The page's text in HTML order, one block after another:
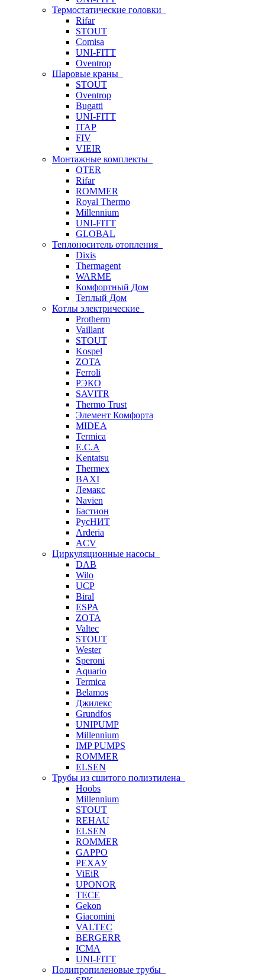
Термостатические головки
Rifar
STOUT
Comisa
UNI-FITT
Oventrop
Шаровые краны
STOUT
Oventrop
Bugatti
UNI-FITT
ITAP
FIV
VIEIR
Монтажные комплекты
OTER
Rifar
ROMMER
Royal Thermo
Millennium
UNI-FITT
GLOBAL
Теплоноситель отопления
Dixis
Thermagent
WARME
Комфортный Дом
Теплый Дом
Котлы электрические
Protherm
Vaillant
STOUT
Kospel
ZOTA
Ferroli
РЭКО
SAVITR
Thermo Trust
Элемент Комфорта
MIDEA
Termica
E.C.A
Kentatsu
Thermex
BAXI
Лемакс
Navien
Бастион
РусНИТ
Arderia
ACV
Циркуляционные насосы
DAB
Wilo
UCP
Biral
ESPA
ZOTA
Valtec
STOUT
Wester
Speroni
Aquario
Termica
Belamos
Джилекс
Grundfos
UNIPUMP
Millennium
IMP PUMPS
ROMMER
ELSEN
Трубы из сшитого полиэтилена
Hoobs
Millennium
STOUT
REHAU
ELSEN
ROMMER
GAPPO
РЕХАУ
ViEiR
UPONOR
TECE
Gekon
Giacomini
VALTEC
BERGERR
ICMA
UNI-FITT
Полипропиленовые трубы